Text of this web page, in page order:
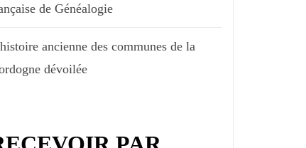
de Généalogie
ancienne des communes de la
dévoilée